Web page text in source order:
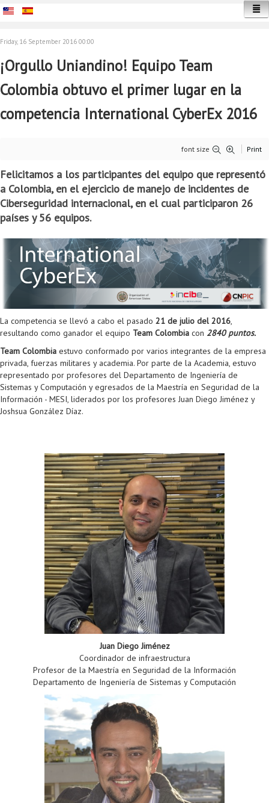
Friday, 16 September 2016 00:00
¡Orgullo Uniandino! Equipo Team
Colombia obtuvo el primer lugar en la
competencia International CyberEx 2016
font size Print
Felicitamos a los participantes del equipo que representó
a Colombia, en el ejercicio de manejo de incidentes de
Ciberseguridad internacional, en el cual participaron 26
países y 56 equipos.
La competencia se llevó a cabo el pasado 21 de julio del 2016,
resultando como ganador el equipo Team Colombia con 2840 puntos.
Team Colombia estuvo conformado por varios integrantes de la empresa
privada, fuerzas militares y academia. Por parte de la Academia, estuvo
representado por profesores del Departamento de Ingeniería de
Sistemas y Computación y egresados de la Maestría en Seguridad de la
Información - MESI, liderados por los profesores Juan Diego Jiménez y
Joshsua González Díaz.
Juan Diego Jiménez
Coordinador de infraestructura
Profesor de la Maestría en Seguridad de la Información
Departamento de Ingeniería de Sistemas y Computación
Inicio